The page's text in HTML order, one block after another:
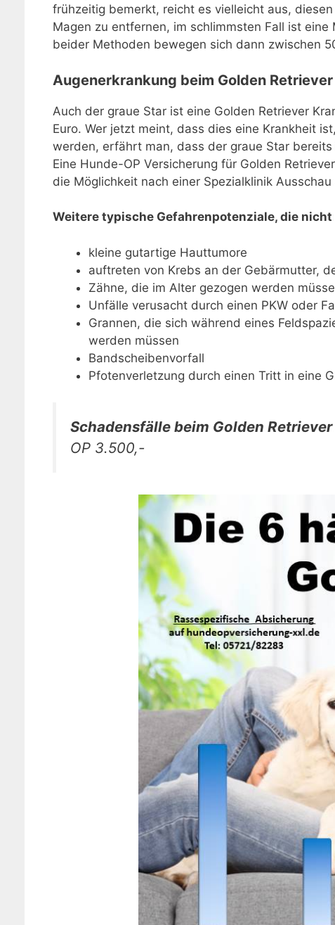
frühzeitig bemerkt, reicht es vielleicht aus,
Magen zu entfernen, im schlimmsten Fall ist
beider Methoden bewegen sich dann zwischen
Augenerkrankung beim Golden
Auch der graue Star ist eine Golden Retriever
Euro. Wer jetzt meint, dass dies eine Krankheit
werden, erfährt man, dass der graue Star
Eine Hunde-OP Versicherung für Golden
die Möglichkeit nach einer Spezialklinik
Weitere typische Gefahrenpotenziale, die
kleine gutartige Hauttumore
auftreten von Krebs an der Gebärmutter,
Zähne, die im Alter gezogen werden
Unfälle verusacht durch einen PKW oder
Grannen, die sich während eines
werden müssen
Bandscheibenvorfall
Pfotenverletzung durch einen Tritt in eine
Schadensfälle beim Golden Retriever
OP 3.500,-